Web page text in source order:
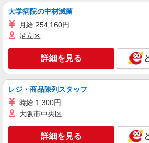
大学病院の中材滅菌
月給 254,160円
足立区
詳細を見る
レジ・商品陳列スタッフ
時給 1,300円
大阪市中央区
詳細を見る